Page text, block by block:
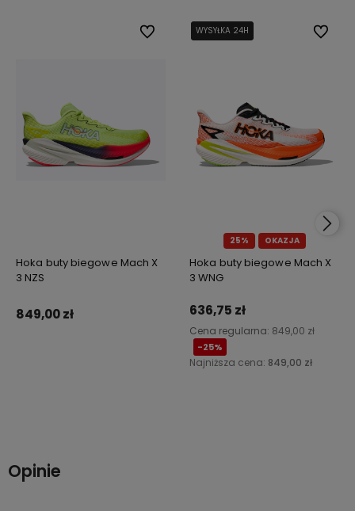
Hoka buty biegowe Mach X
3 NZS
849,00 zł
Do ulubionych
25% OKAZJA
WYSYŁKA 24H
WYSYŁKA 24H
Hoka buty biegowe Mach X
3 WNG
636,75 zł
Cena regularna: 849,00 zł
-25%
Najniższa cena: 849,00 zł
Do
Opinie